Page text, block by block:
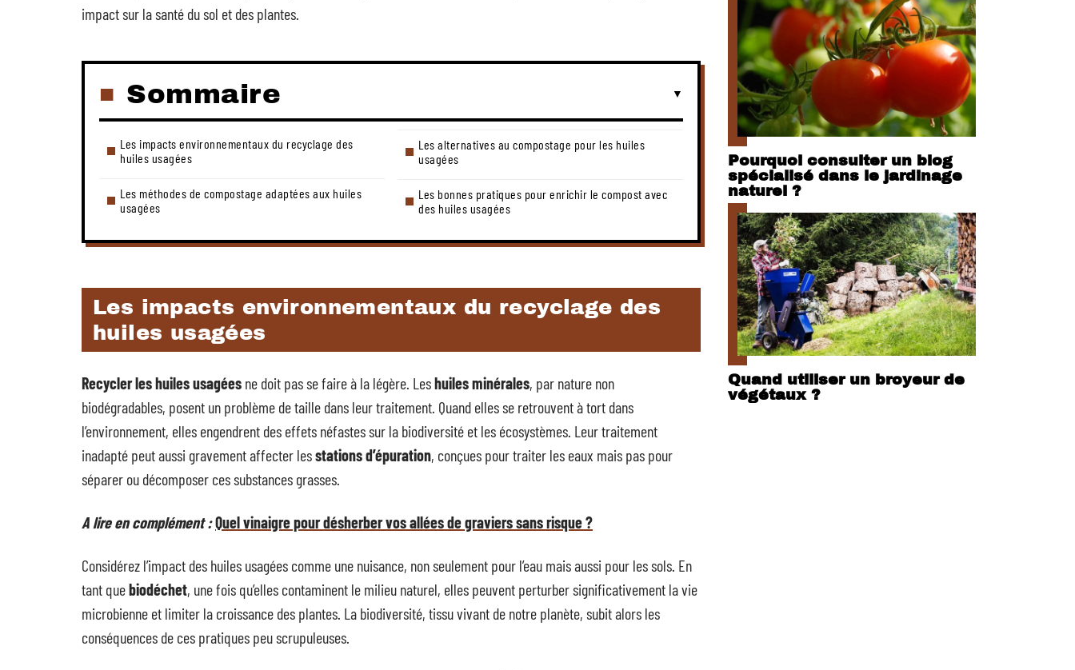
impact sur la santé du sol et des plantes.
Sommaire
Les impacts environnementaux du recyclage des
huiles usagées
Les méthodes de compostage adaptées aux huiles
usagées
Les alternatives au compostage pour les huiles
usagées
Les bonnes pratiques pour enrichir le compost avec
des huiles usagées
Les impacts environnementaux du recyclage des
huiles usagées
Recycler les huiles usagées ne doit pas se faire à la légère. Leshuiles minérales, par nature non
biodégradables, posent un problème de taille dans leur traitement. Quand elles se retrouvent à tort dans
l’environnement, elles engendrent des effets néfastes sur la biodiversité et les écosystèmes. Leur traitement
inadapté peut aussi gravement affecter lesstations d’épuration, conçues pour traiter les eaux mais pas pour
séparer ou décomposer ces substances grasses.
A lire en complément :Quel vinaigre pour désherber vos allées de graviers sans risque ?
Considérez l’impact des huiles usagées comme une nuisance, non seulement pour l’eau mais aussi pour les sols. En
tant quebiodéchet, une fois qu’elles contaminent le milieu naturel, elles peuvent perturber significativement la vie
microbienne et limiter la croissance des plantes. La biodiversité, tissu vivant de notre planète, subit alors les
conséquences de ces pratiques peu scrupuleuses.
Pourquoi consulter un blog
spécialisé dans le jardinage
naturel ?
Quand utiliser un broyeur de
végétaux ?